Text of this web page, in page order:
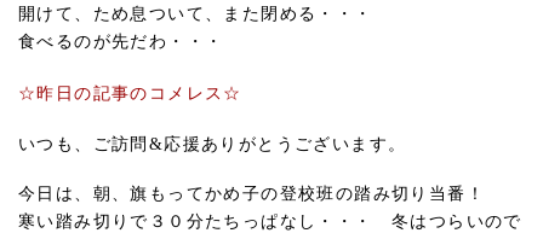
開けて、ため息ついて、また閉める・・・
食べるのが先だわ・・・
☆昨日の記事のコメレス☆
いつも、ご訪問&応援ありがとうございます。
今日は、朝、旗もってかめ子の登校班の踏み切り当番！
寒い踏み切りで３０分たちっぱなし・・・ 冬はつらいので